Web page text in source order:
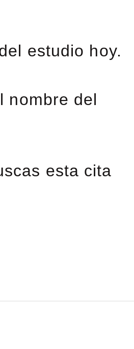
estudio hoy.
nombre del
esta cita